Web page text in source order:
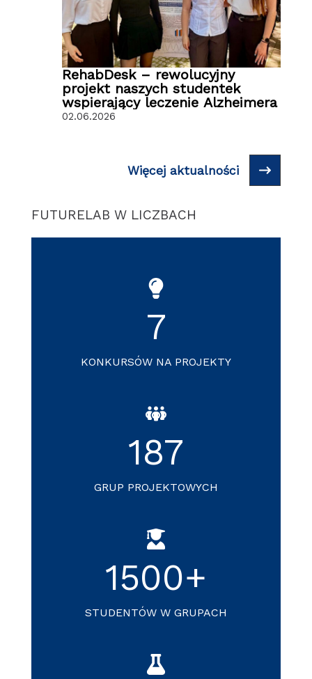
RehabDesk – rewolucyjny
projekt naszych studentek
wspierający leczenie Alzheimera
02.06.2026
Więcej aktualności
FUTURELAB W LICZBACH
7
KONKURSÓW NA PROJEKTY
187
GRUP PROJEKTOWYCH
1500+
STUDENTÓW W GRUPACH